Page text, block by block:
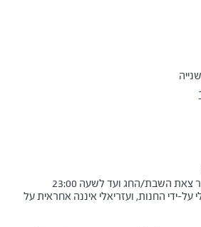
השבת/החג ועד לשעה 23:00
ידי החנות, ועזריאלי איננה אחראית על